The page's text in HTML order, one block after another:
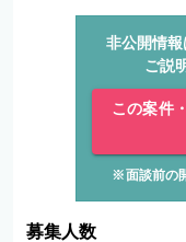
非公開情
ご説
この案件
※面談前の
募集人数